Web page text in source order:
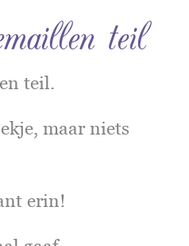
teil
teil.
maar niets
erin!